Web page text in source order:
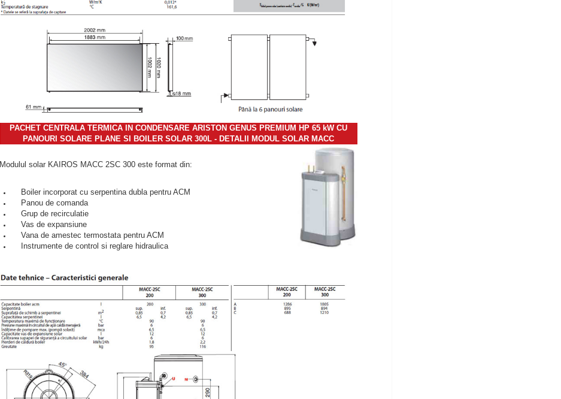
PACHET CENTRALA TERMICA IN CONDENSARE ARISTON GENUS PREMIUM HP 65 kW CU
PANOURI SOLARE PLANE SI BOILER SOLAR 300L - DETALII MODUL SOLAR MACC
Modulul solar KAIROS MACC 2SC 300 este format din:
Boiler incorporat cu serpentina dubla pentru ACM
Panou de comanda
Grup de recirculatie
Vas de expansiune
Vana de amestec termostata pentru ACM
Instrumente de control si reglare hidraulica